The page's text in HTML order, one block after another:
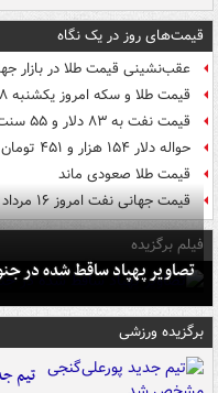
قیمت‌های روز در یک نگاه
عقب‌نشینی قیمت طلا در بازار
قیمت طلا و سکه امروز یکشنبه ۱۸ مرداد ۱۴۰۵
قیمت نفت به ۸۳ دلار و ۵۵ سنت در هر بشکه رسید
حواله دلار ۱۵۴ هزار و ۴۵۱ تومان شد
قیمت طلا صعودی ماند
قیمت جهانی نفت امروز ۱۶ مرداد
فیلم برگزیده
تصاویر پهپاد ساقط شده در
برگزیده ورزشی
تیم